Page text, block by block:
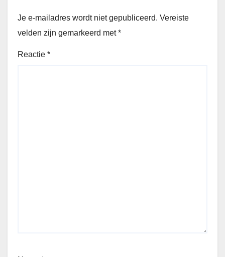
Je e-mailadres wordt niet gepubliceerd. Vereiste
velden zijn gemarkeerd met*
Reactie *